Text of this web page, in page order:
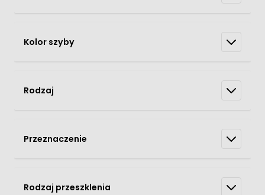
Kolor szyby
Rodzaj
Przeznaczenie
Rodzaj przeszklenia